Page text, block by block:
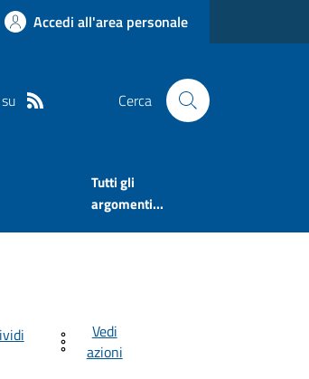
Accedi all'area personale
Cerca
Tutti gli
argomenti...
Vedi
azioni